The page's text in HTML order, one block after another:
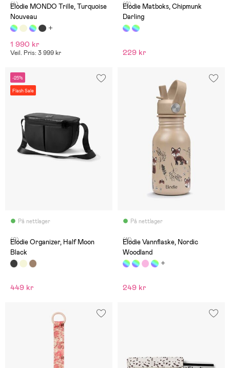
(4)
Elodie MONDO Trille, Turquoise
Nouveau
1 990 kr
Veil. Pris: 3 999 kr
(0)
Elodie Matboks, Chipmunk
Darling
229 kr
-25%
Flash Sale
På nettlager
(0)
Elodie Organizer, Half Moon
Black
449 kr
På nettlager
(11)
Elodie Vannflaske, Nordic
Woodland
249 kr